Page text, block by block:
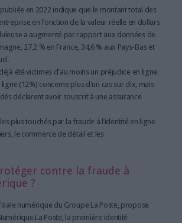
en 2022 indique que le montant total des
en fonction de la valeur réelle en dollars
a augmenté par rapport aux données de
27,2 % en France, 34,6 % aux Pays-Bas et
été victimes d'au moins un préjudice en ligne.
(12%) concerne plus d'un cas sur dix, mais
déclarent avoir souscrit à une assurance
plus touchés par la fraude à l’identité en ligne
le commerce de détail et les
contre la fraude à
?
numérique du Groupe La Poste, propose
La Poste, la première identité